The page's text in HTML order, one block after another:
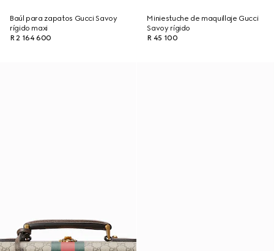
Baúl para zapatos Gucci Savoy
rígido maxi
R 2 164 600
Miniestuche de maquillaje Gucci
Savoy rígido
R 45 100